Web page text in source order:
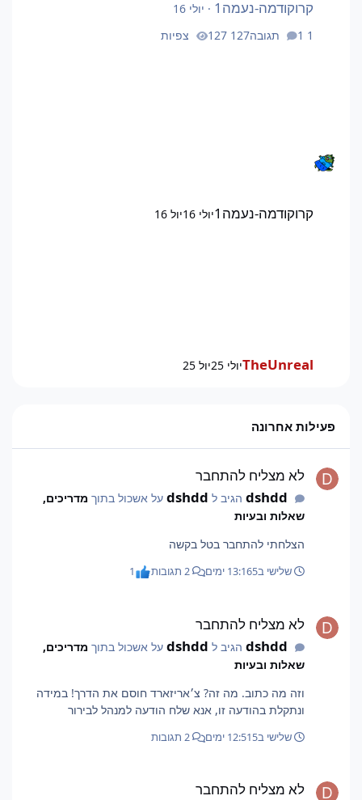
קרוקודמה-נעמה1 · יולי 16
1 תגובה
127 צפיות
קרוקודמה-נעמה1 יולי 16 יול 16
TheUnrealיולי 25 יול 25
פעילות אחרונה
לא מצליח להתחבר
dshddהגיב ל dshddעל אשכול בתוך מדריכים,
שאלות ובעיות
הצלחתי להתחבר בטל בקשה
שלישי ב13:165 ימים 1
לא מצליח להתחבר
dshddהגיב ל dshddעל אשכול בתוך מדריכים,
שאלות ובעיות
וזה מה כתוב. מה זה? צ׳אריזארד חוסם את הדרך! במידה
ונתקלת בהודעה זו, אנא שלח הודעה למנהל לבירור
שלישי ב12:515 ימים
לא מצליח להתחבר